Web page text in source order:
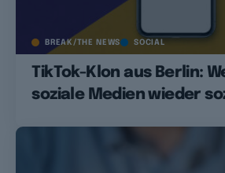
BREAK/THE NEWS SOCIAL
TikTok-Klon aus Berlin:
soziale Medien wieder